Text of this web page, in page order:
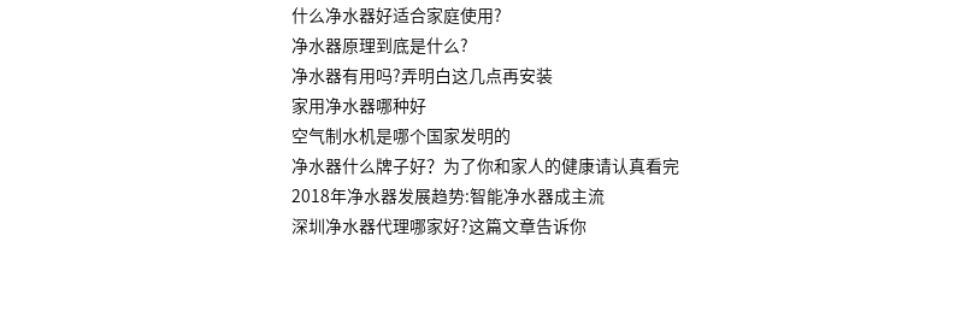
什么净水器好适合家庭使用?
净水器原理到底是什么?
净水器有用吗?弄明白这几点再安装
家用净水器哪种好
空气制水机是哪个国家发明的
净水器什么牌子好？为了你和家人的健康请认真看完
2018年净水器发展趋势:智能净水器成主流
深圳净水器代理哪家好?这篇文章告诉你